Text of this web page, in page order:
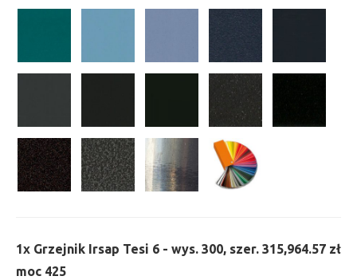
1x Grzejnik Irsap Tesi 6 - wys. 300, szer. 315,
moc 425
964.57 zł